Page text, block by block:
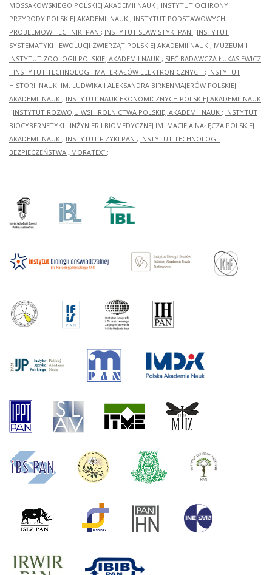
MOSSAKOWSKIEGO POLSKIEJ AKADEMII NAUK ; INSTYTUT OCHRONY
PRZYRODY POLSKIEJ AKADEMII NAUK ; INSTYTUT PODSTAWOWYCH
PROBLEMÓW TECHNIKI PAN ; INSTYTUT SLAWISTYKI PAN ; INSTYTUT
SYSTEMATYKI I EWOLUCJI ZWIERZĄT POLSKIEJ AKADEMII NAUK ; MUZEUM I
INSTYTUT ZOOLOGII POLSKIEJ AKADEMII NAUK ; SIEĆ BADAWCZA ŁUKASIEWICZ
- INSTYTUT TECHNOLOGII MATERIAŁÓW ELEKTRONICZNYCH ; INSTYTUT
HISTORII NAUKI IM. LUDWIKA I ALEKSANDRA BIRKENMAJERÓW POLSKIEJ
AKADEMII NAUK ; INSTYTUT NAUK EKONOMICZNYCH POLSKIEJ AKADEMII NAUK
; INSTYTUT ROZWOJU WSI I ROLNICTWA POLSKIEJ AKADEMII NAUK ; INSTYTUT
BIOCYBERNETYKI I INŻYNIERII BIOMEDYCZNEJ IM. MACIEJA NAŁĘCZA POLSKIEJ
AKADEMII NAUK ; INSTYTUT FIZYKI PAN ; INSTYTUT TECHNOLOGII
BEZPIECZEŃSTWA „MORATEX” ;